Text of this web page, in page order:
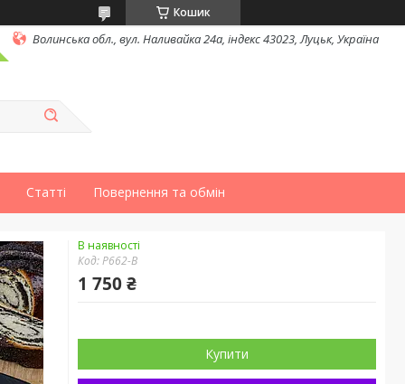
Кошик
Волинська обл., вул. Наливайка 24а, індекс 43023, Луцьк, Україна
Статті Повернення та обмін
В наявності
Код:P662-B
1 750 ₴
Купити